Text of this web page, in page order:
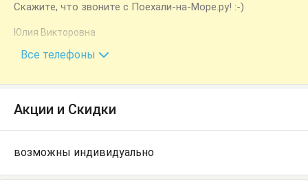
Скажите, что звоните с Поехали-на-Море.ру! :-)
Юлия Викторовна
+7 (978) 111-67-17
Все телефоны
Акции и Скидки
возможны индивидуально